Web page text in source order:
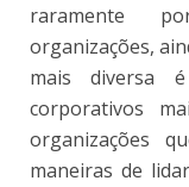
raramente
organizações,
mais diversa
corporativos
organizações
maneiras de